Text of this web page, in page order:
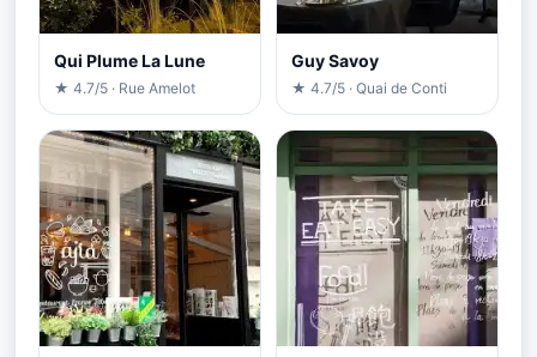
Qui Plume La Lune
★ 4.7/5 · Rue Amelot
Guy Savoy
★ 4.7/5 · Quai de Conti